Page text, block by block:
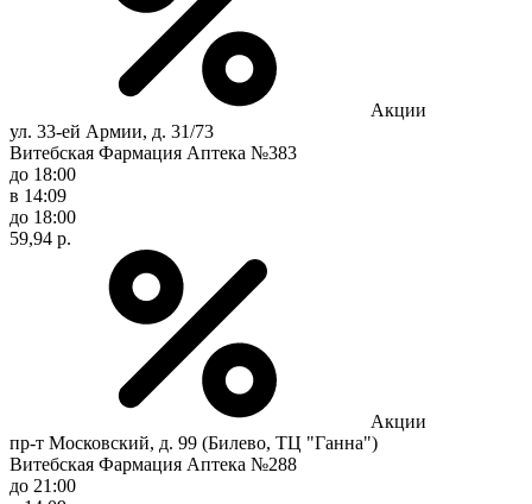
Акции
ул. 33-ей Армии, д. 31/73
Витебская Фармация Аптека №383
до 18:00
в 14:09
до 18:00
59,94 р.
Акции
пр-т Московский, д. 99 (Билево, ТЦ "Ганна")
Витебская Фармация Аптека №288
до 21:00